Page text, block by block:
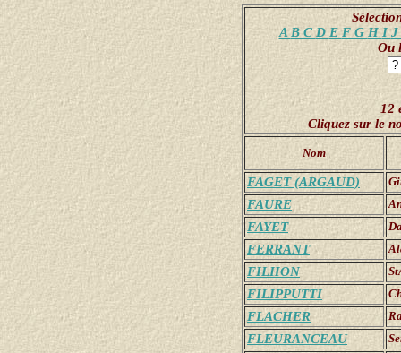
A BCD EFG H IJ
Ou
12
Cliquez sur le
Nom
FAGET (ARGAUD)
FAURE
FAYET
FERRANT
FILHON
FILIPPUTTI
FLACHER
FLEURANCEAU